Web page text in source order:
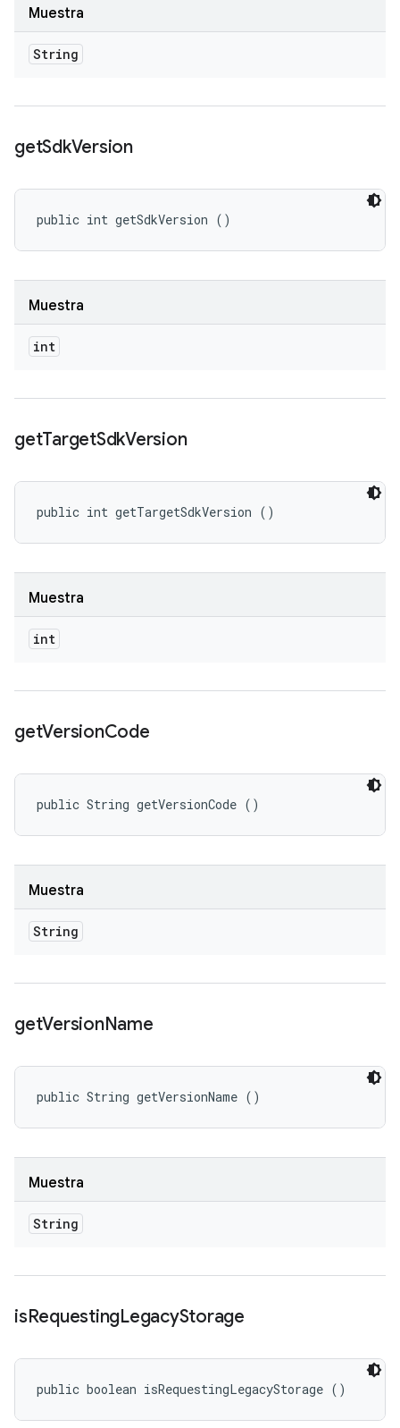
Muestra
String
getSdkVersion
public int getSdkVersion ()
Muestra
int
getTargetSdkVersion
public int getTargetSdkVersion ()
Muestra
int
getVersionCode
public String getVersionCode ()
Muestra
String
getVersionName
public String getVersionName ()
Muestra
String
isRequestingLegacyStorage
public boolean isRequestingLegacyStorage ()